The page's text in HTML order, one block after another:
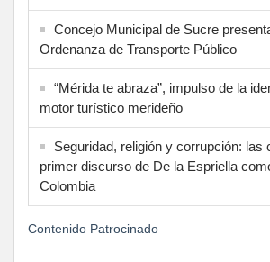
Concejo Municipal de Sucre
Ordenanza de Transporte Público
“Mérida te abraza”, impulso de la
motor turístico merideño
Seguridad, religión y corrupción: las
primer discurso de De la Espriella
Colombia
Contenido Patrocinado